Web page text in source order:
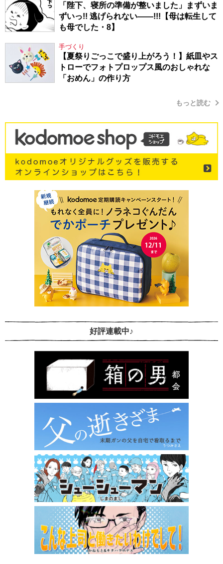
「陛下、寝所の準備が整いました」まずいま
ずいっ!! 逃げられない――!!!【母は転生して
も母でした・8】
手づくり
【夏祭りごっこで盛り上がろう！】紙皿やス
トローでフォトプロップス風のおしゃれな
「おめん」の作り方
もっと読む
好評連載中♪